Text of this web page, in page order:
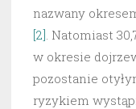
nazwany
[2]. Natomiast
w okresie
pozostanie
ryzykiem